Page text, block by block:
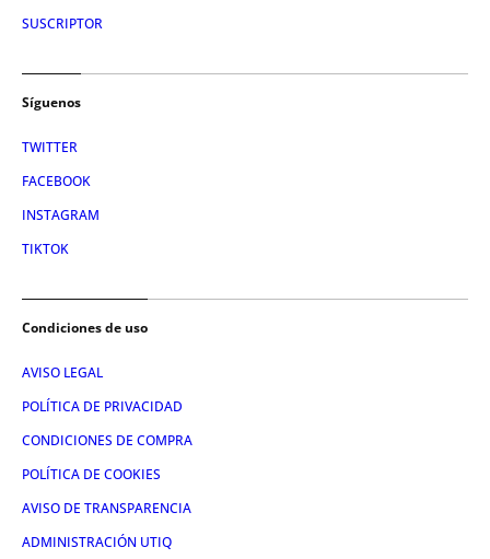
SUSCRIPTOR
Síguenos
TWITTER
FACEBOOK
INSTAGRAM
TIKTOK
Condiciones de uso
AVISO LEGAL
POLÍTICA DE PRIVACIDAD
CONDICIONES DE COMPRA
POLÍTICA DE COOKIES
AVISO DE TRANSPARENCIA
ADMINISTRACIÓN UTIQ